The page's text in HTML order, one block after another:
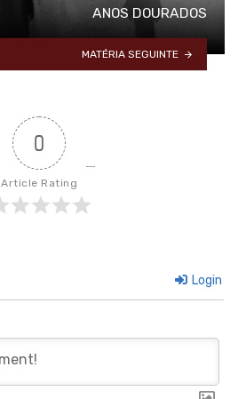
ANOS DOURADOS
MATÉRIA SEGUINTE
0
Article Rating
Login